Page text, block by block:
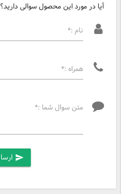
آیا در مورد این محصول سوالی دارید؟
نام :*
همراه :*
متن سوال شما :*
send